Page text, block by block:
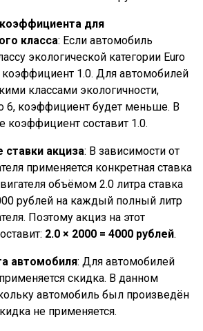
для
класса: Если автомобиль
экологической категории Euro
1.0. Для автомобилей
классами экологичности,
6, коэффициент будет меньше. В
коэффициент составит 1.0.
ставки акциза: В зависимости от
применяется конкретная ставка
объёмом 2.0 литра ставка
рублей на каждый полный литр
Поэтому акциз на этот
2.0 × 2000 = 4000 рублей.
автомобиля: Для автомобилей
скидка. В данном
автомобиль был произведён
не применяется.